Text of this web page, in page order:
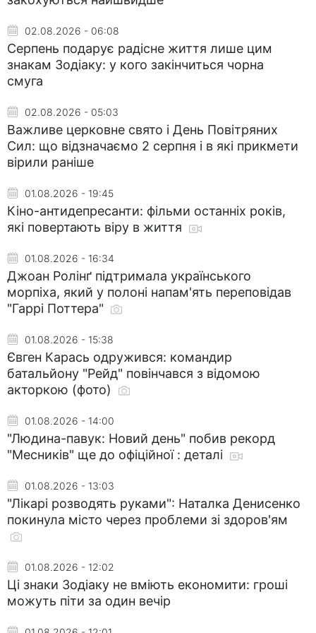
02.08.2026 - 06:08
Серпень подарує радісне життя лише цим
знакам Зодіаку: у кого закінчиться чорна
смуга
02.08.2026 - 05:03
Важливе церковне свято і День Повітряних
Сил: що відзначаємо 2 серпня і в які прикмети
вірили раніше
01.08.2026 - 19:45
Кіно-антидепресанти: фільми останніх років,
які повертають віру в життя
01.08.2026 - 16:34
Джоан Ролінґ підтримала українського
морпіха, який у полоні напам'ять переповідав
"Гаррі Поттера"
01.08.2026 - 15:38
Євген Карась одружився: командир
батальйону "Рейд" повінчався з відомою
акторкою (фото)
01.08.2026 - 14:00
"Людина-павук: Новий день" побив рекорд
"Месників" ще до офіційної : деталі
01.08.2026 - 13:03
"Лікарі розводять руками": Наталка Денисенко
покинула місто через проблеми зі здоров'ям
01.08.2026 - 12:02
Ці знаки Зодіаку не вміють економити: гроші
можуть піти за один вечір